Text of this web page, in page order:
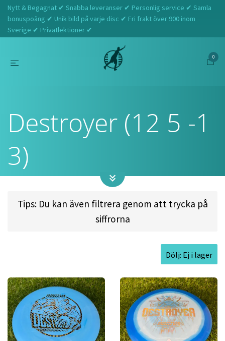
Nytt & Begagnat ✔ Snabba leveranser ✔ Personlig service ✔ Samla
bonuspoäng ✔ Unik bild på varje disc ✔ Fri frakt över 900 inom
Sverige ✔ Privatlektioner ✔
0
Destroyer (12 5 -1
3)
Tips: Du kan även filtrera genom att trycka på
siffrorna
Dölj: Ej i lager